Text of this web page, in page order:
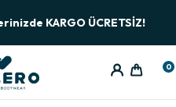
KARGO ÜCRETSİZ!
0